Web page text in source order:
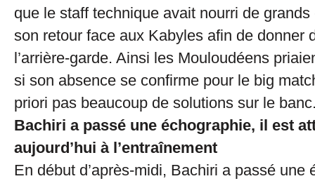
que le staff technique avait nourri de
son retour face aux Kabyles afin de donner
l’arrière-garde. Ainsi les Mouloudéens
si son absence se confirme pour le big
priori pas beaucoup de solutions sur le
Bachiri a passé une échographie, il est
aujourd’hui à l’entraînement
En début d’après-midi, Bachiri a passé une